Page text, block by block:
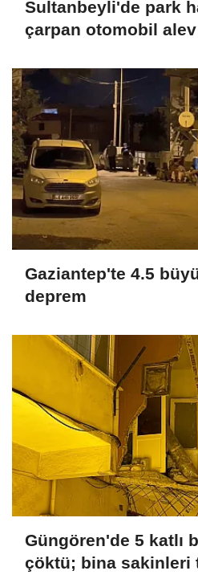
Sultanbeyli'de park
çarpan otomobil alev
Gaziantep'te 4.5
deprem
Güngören'de 5 katlı
çöktü; bina sakinleri